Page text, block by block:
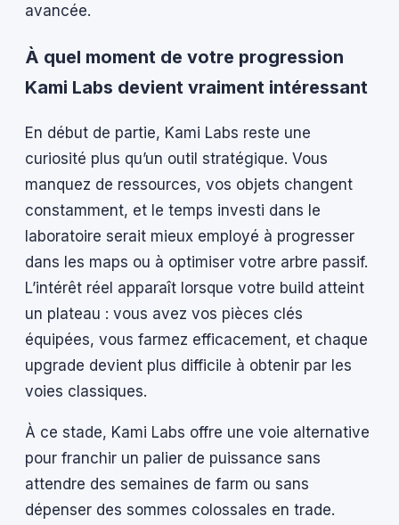
avancée.
À quel moment de votre progression
Kami Labs devient vraiment intéressant
En début de partie, Kami Labs reste une
curiosité plus qu’un outil stratégique. Vous
manquez de ressources, vos objets changent
constamment, et le temps investi dans le
laboratoire serait mieux employé à progresser
dans les maps ou à optimiser votre arbre passif.
L’intérêt réel apparaît lorsque votre build atteint
un plateau : vous avez vos pièces clés
équipées, vous farmez efficacement, et chaque
upgrade devient plus difficile à obtenir par les
voies classiques.
À ce stade, Kami Labs offre une voie alternative
pour franchir un palier de puissance sans
attendre des semaines de farm ou sans
dépenser des sommes colossales en trade.